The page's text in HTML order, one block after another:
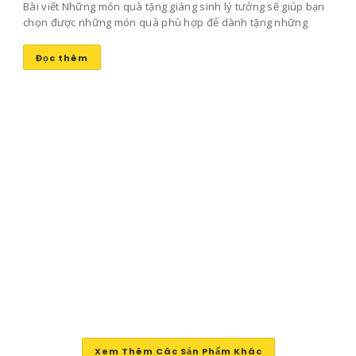
Bài viết Những món quà tặng giáng sinh lý tưởng sẽ giúp bạn
chọn được những món quà phù hợp để dành tặng những
ngày đông lạnh lẽo này nhé!
Đọc thêm
Xem Thêm Các Sản Phẩm Khác